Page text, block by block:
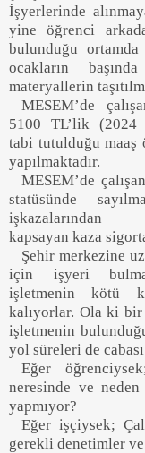
İşyerlerinde
yine öğrenci
bulunduğu ortamda
ocakların
materyallerin
MESEM’de
5100 TL’lik
(2024
tabi tutulduğu maaş
yapılmaktadır.
MESEM’de
statüsünde
iş
kapsayan kaza
Şehir merkezine
için işyeri
işletmenin kötü
kalıyorlar. Ola ki
işletmenin
yol süreleri de cabası
Eğer öğrenciysek
neresinde ve
yapmıyor?
Eğer işçiysek;
gerekli denetimler